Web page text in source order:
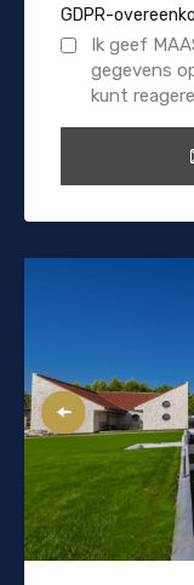
GDPR-
Ik geef
gegevens
kunt